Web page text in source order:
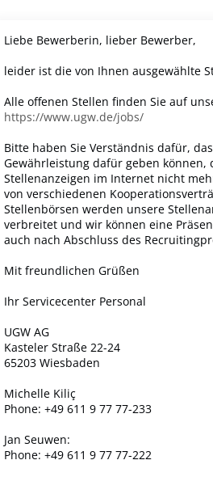
Liebe Bewerberin, lieber Bewerber,
leider ist die von Ihnen ausgewählte
Alle offenen Stellen finden Sie auf
https://www.ugw.de/jobs/
Bitte haben Sie Verständnis dafür,
Gewährleistung dafür geben können,
Stellenanzeigen im Internet nicht
von verschiedenen
Stellenbörsen werden unsere
verbreitet und wir können eine
auch nach Abschluss des
Mit freundlichen Grüßen
Ihr Servicecenter Personal
UGW AG
Kasteler Straße 22-24
65203 Wiesbaden
Michelle Kiliç
Phone: +49 611 9 77 77-233
Jan Seuwen:
Phone: +49 611 9 77 77-222